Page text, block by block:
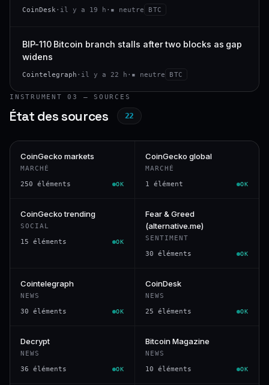
CoinDesk · il y a 19 h · ▪ neutre BTC
BIP-110 Bitcoin branch stalls after two blocks as gap
widens
Cointelegraph · il y a 22 h · ▪ neutre BTC
INSTRUMENT 03 — SOURCES
État des sources 22
CoinGecko markets
MARCHÉ
250 éléments OK
CoinGecko global
MARCHÉ
1 élément OK
CoinGecko trending
SOCIAL
15 éléments OK
Fear & Greed
(alternative.me)
SENTIMENT
30 éléments OK
Cointelegraph
NEWS
30 éléments OK
CoinDesk
NEWS
25 éléments OK
Decrypt
NEWS
36 éléments OK
Bitcoin Magazine
NEWS
10 éléments OK